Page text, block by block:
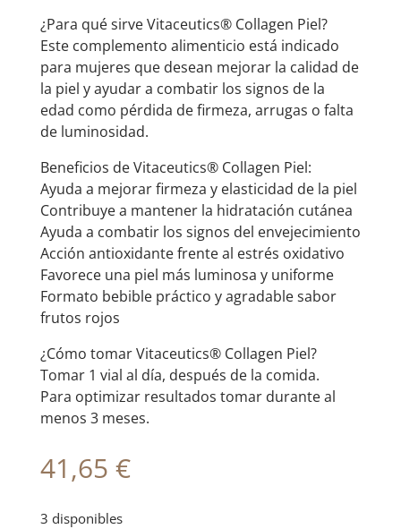
¿Para qué sirve Vitaceutics® Collagen Piel?
Este complemento alimenticio está indicado
para mujeres que desean mejorar la calidad de
la piel y ayudar a combatir los signos de la
edad como pérdida de firmeza, arrugas o falta
de luminosidad.
Beneficios de Vitaceutics® Collagen Piel:
Ayuda a mejorar firmeza y elasticidad de la piel
Contribuye a mantener la hidratación cutánea
Ayuda a combatir los signos del envejecimiento
Acción antioxidante frente al estrés oxidativo
Favorece una piel más luminosa y uniforme
Formato bebible práctico y agradable sabor
frutos rojos
¿Cómo tomar Vitaceutics® Collagen Piel?
Tomar 1 vial al día, después de la comida.
Para optimizar resultados tomar durante al
menos 3 meses.
41,65 €
3 disponibles